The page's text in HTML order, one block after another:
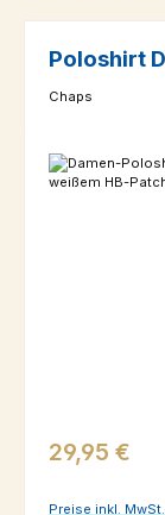
Poloshirt
Chaps
Bildergalerie
Regulärer Preis:
29,95 €
Preise inkl.